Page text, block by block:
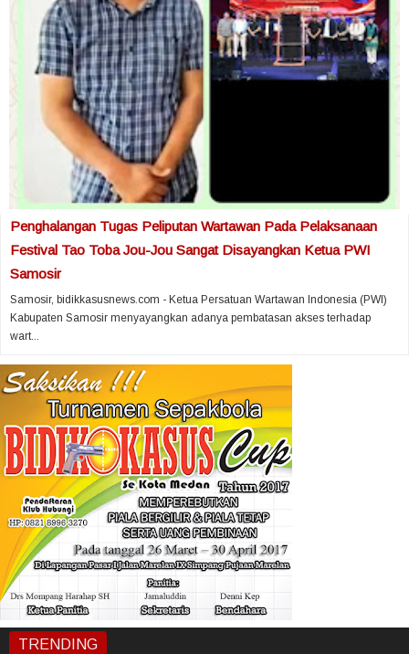
Penghalangan Tugas Peliputan Wartawan Pada Pelaksanaan
Festival Tao Toba Jou-Jou Sangat Disayangkan Ketua PWI
Samosir
Samosir, bidikkasusnews.com - Ketua Persatuan Wartawan Indonesia (PWI)
Kabupaten Samosir menyayangkan adanya pembatasan akses terhadap
wart...
TRENDING